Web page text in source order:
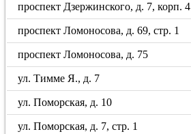
проспект Дзержинского, д. 7, корп. 4
проспект Ломоносова, д. 69, стр. 1
проспект Ломоносова, д. 75
ул. Тимме Я., д. 7
ул. Поморская, д. 10
ул. Поморская, д. 7, стр. 1